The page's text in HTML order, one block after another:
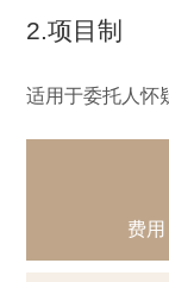
2.项目制
适用于委托人怀
费用